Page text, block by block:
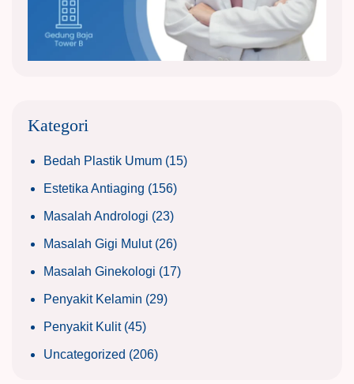
Kategori
Bedah Plastik Umum (15)
Estetika Antiaging (156)
Masalah Andrologi (23)
Masalah Gigi Mulut(26)
Masalah Ginekologi (17)
Penyakit Kelamin (29)
Penyakit Kulit(45)
Uncategorized (206)